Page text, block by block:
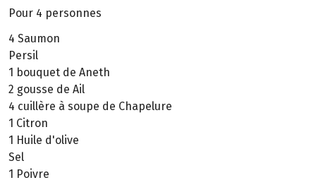
Pour 4 personnes
4 Saumon
Persil
1 bouquet de Aneth
2 gousse de Ail
4 cuillère à soupe de Chapelure
1 Citron
1 Huile d'olive
Sel
1 Poivre